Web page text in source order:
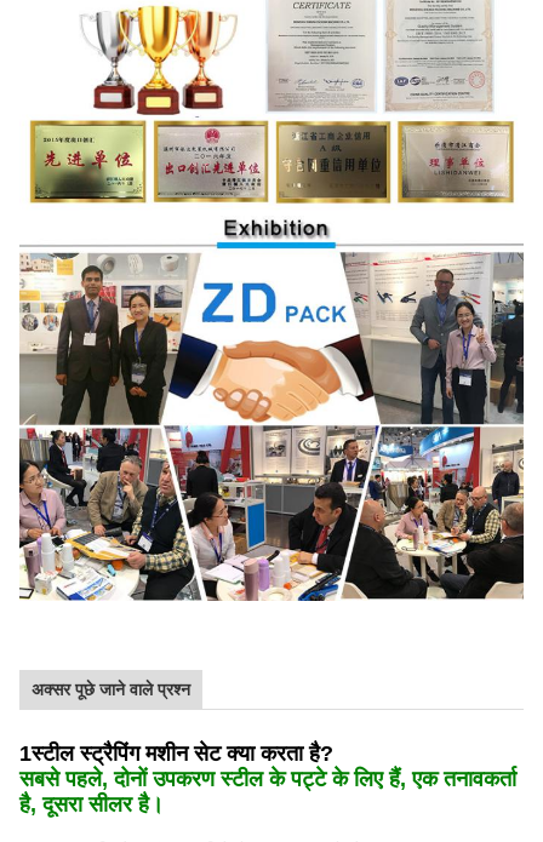
अक्सर पूछे जाने वाले प्रश्न
1स्टील स्ट्रैपिंग मशीन सेट क्या करता है?
सबसे पहले, दोनों उपकरण स्टील के पट्टे के लिए हैं, एक तनावकर्ता
है, दूसरा सीलर है।